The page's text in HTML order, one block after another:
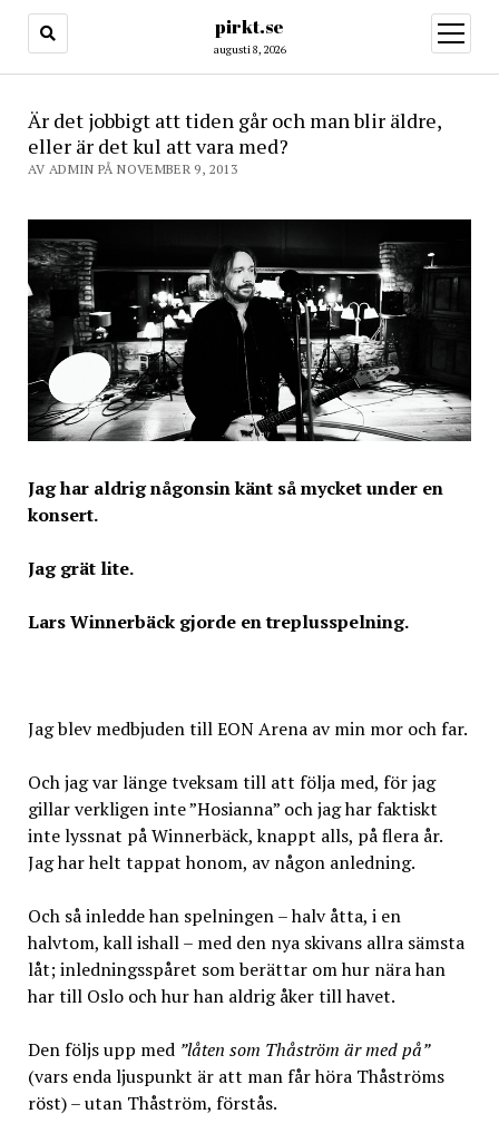
pirkt.se
augusti 8, 2026
öppna
meny
Är det jobbigt att tiden går och man blir äldre,
eller är det kul att vara med?
AV ADMIN PÅ NOVEMBER 9, 2013
Jag har aldrig någonsin känt så mycket under en
konsert.
Jag grät lite.
Lars Winnerbäck gjorde en treplusspelning.
Jag blev medbjuden till EON Arena av min mor och far.
Och jag var länge tveksam till att följa med, för jag
gillar verkligen inte ”Hosianna” och jag har faktiskt
inte lyssnat på Winnerbäck, knappt alls, på flera år.
Jag har helt tappat honom, av någon anledning.
Och så inledde han spelningen – halv åtta, i en
halvtom, kall ishall – med den nya skivans allra sämsta
låt; inledningsspåret som berättar om hur nära han
har till Oslo och hur han aldrig åker till havet.
Den följs upp med ”låten som Thåström är med på”
(vars enda ljuspunkt är att man får höra Thåströms
röst) – utan Thåström, förstås.